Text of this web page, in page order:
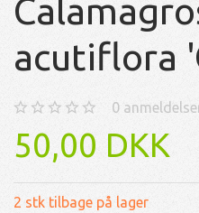
acutiflora
0
50,00 DKK
2 stk tilbage på lager